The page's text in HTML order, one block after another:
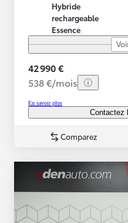
Hybride
rechargeable
Essence
42 990 €
538 €/mois
En savoir plus
Contactez
Comparez